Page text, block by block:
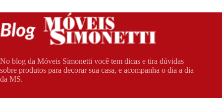
No blog da Móveis Simonetti você tem dicas e tira dúvidas
sobre produtos para decorar sua casa, e acompanha o dia a dia
da MS.